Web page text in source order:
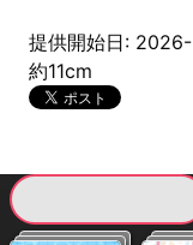
提供開始日:
約11cm